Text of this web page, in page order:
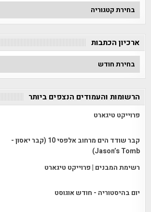
חפש
לפי
קטגוריה
ארכיון הכתבות
ארכיון
הכתבות
הרשומות והעמודים הנצפים ביותר
פרוייקט טיגארט
קבר שודד הים מרחוב אלפסי 10 (קבר יאסון -
Jason’s Tomb)
רשימת המבנים | פרוייקט טיגארט
יום בהיסטוריה - חודש אוגוסט